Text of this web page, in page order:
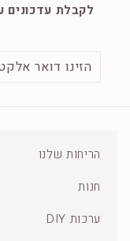
לקבלת עדכונים
הזינו
דואר
אלקטרוני
הרשמה
הריחות שלנו
חנות
Expand
submenu
ערכות DIY